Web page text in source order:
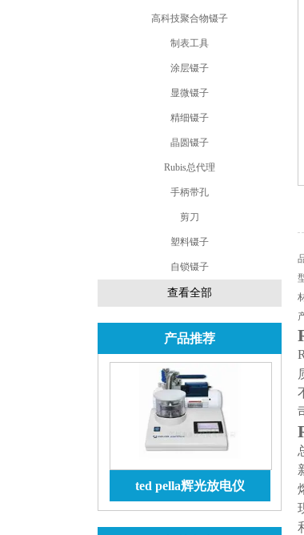
高科技聚合物镊子
制表工具
涂层镊子
显微镊子
精细镊子
晶圆镊子
Rubis总代理
手柄带孔
剪刀
塑料镊子
自锁镊子
查看全部
产品推荐
ted pella辉光放电仪